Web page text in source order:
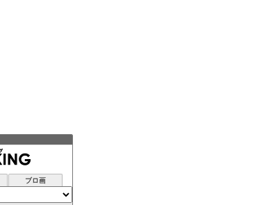
ブロ画